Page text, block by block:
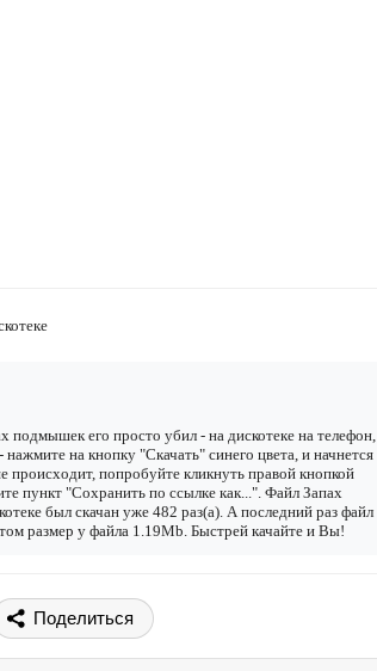
подмышек его просто убил - на дискотеке на телефон,
на кнопку "Скачать" синего цвета, и начнется
происходит, попробуйте кликнуть правой кнопкой
пункт "Сохранить по ссылке как...". Файл Запах
был скачан уже 482 раз(а). А последний раз файл
размер у файла 1.19Mb. Быстрей качайте и Вы!
Поделиться